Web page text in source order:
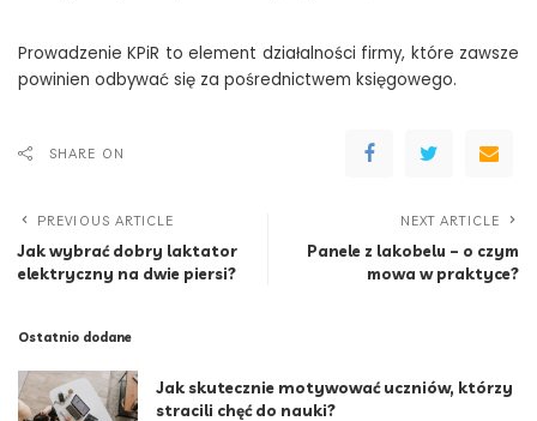
Prowadzenie KPiR to element działalności firmy, które zawsze
powinien odbywać się za pośrednictwem księgowego.
SHARE ON
PREVIOUS ARTICLE
Jak wybrać dobry laktator
elektryczny na dwie piersi?
NEXT ARTICLE
Panele z lakobelu – o czym
mowa w praktyce?
Ostatnio dodane
Jak skutecznie motywować uczniów, którzy
stracili chęć do nauki?